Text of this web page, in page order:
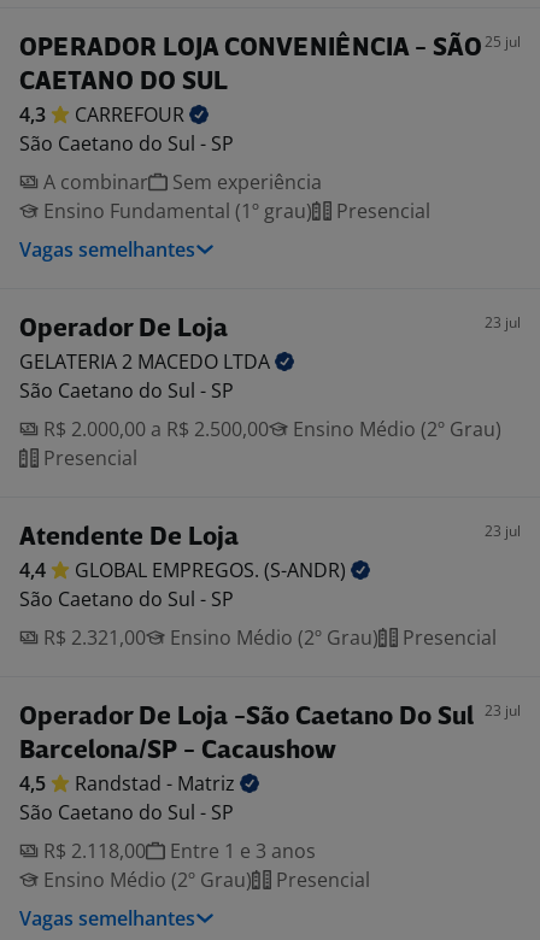
OPERADOR LOJA CONVENIÊNCIA - SÃO
CAETANO DO SUL
25 jul
4,3
CARREFOUR
São Caetano do Sul - SP
A combinar
Sem experiência
Ensino Fundamental (1º grau)
Presencial
Vagas semelhantes
Operador De Loja 23 jul
GELATERIA 2 MACEDO LTDA
São Caetano do Sul - SP
R$ 2.000,00 a R$ 2.500,00
Ensino Médio (2º Grau)
Presencial
Atendente De Loja 23 jul
4,4 GLOBAL EMPREGOS. (S-ANDR)
São Caetano do Sul - SP
R$ 2.321,00
Ensino Médio (2º Grau) Presencial
Operador De Loja -São Caetano Do Sul
Barcelona/SP - Cacaushow
23 jul
4,5 Randstad - Matriz
São Caetano do Sul - SP
R$ 2.118,00
Entre 1 e 3 anos
Ensino Médio (2º Grau)
Presencial
Vagas semelhantes